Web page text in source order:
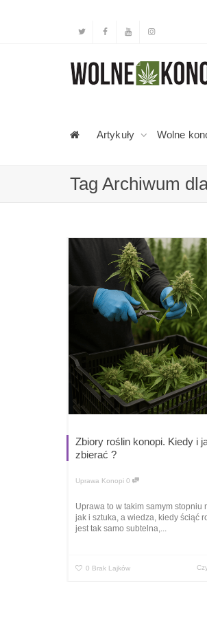
Artykuły Wolne
Tag Archiwum
Zbiory roślin konopi. Kiedy i
zbierać ?
Uprawa Konopi 0
Uprawa to w takim samym stopniu
jak i sztuka, a wiedza, kiedy ściąć
jest tak samo subtelna,...
0 Brak Lajków